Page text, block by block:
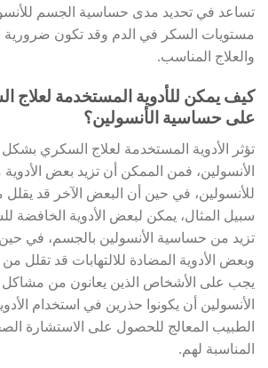
تساعد في تحديد مدى حساسية الجسم
مستويات السكر في الدم وقد تكون ضرورية
والعلاج المناسب.
كيف يمكن للأدوية المستخدمة لعلاج
على حساسية الأنسولين؟
تؤثر الأدوية المستخدمة لعلاج السكري
الأنسولين، فمن الممكن أن تزيد بعض
للأنسولين، في حين أن البعض الآخر قد يقلل
سبيل المثال، يمكن لبعض الأدوية الخافضة
تزيد من حساسية الأنسولين بالجسم، في
وبعض الأدوية المضادة للالتهابات قد تقلل
يجب على الأشخاص الذين يعانون من
الأنسولين أن يكونوا حذرين في استخدام
الطبيب المعالج للحصول على الاستشارة
المناسبة لهم.